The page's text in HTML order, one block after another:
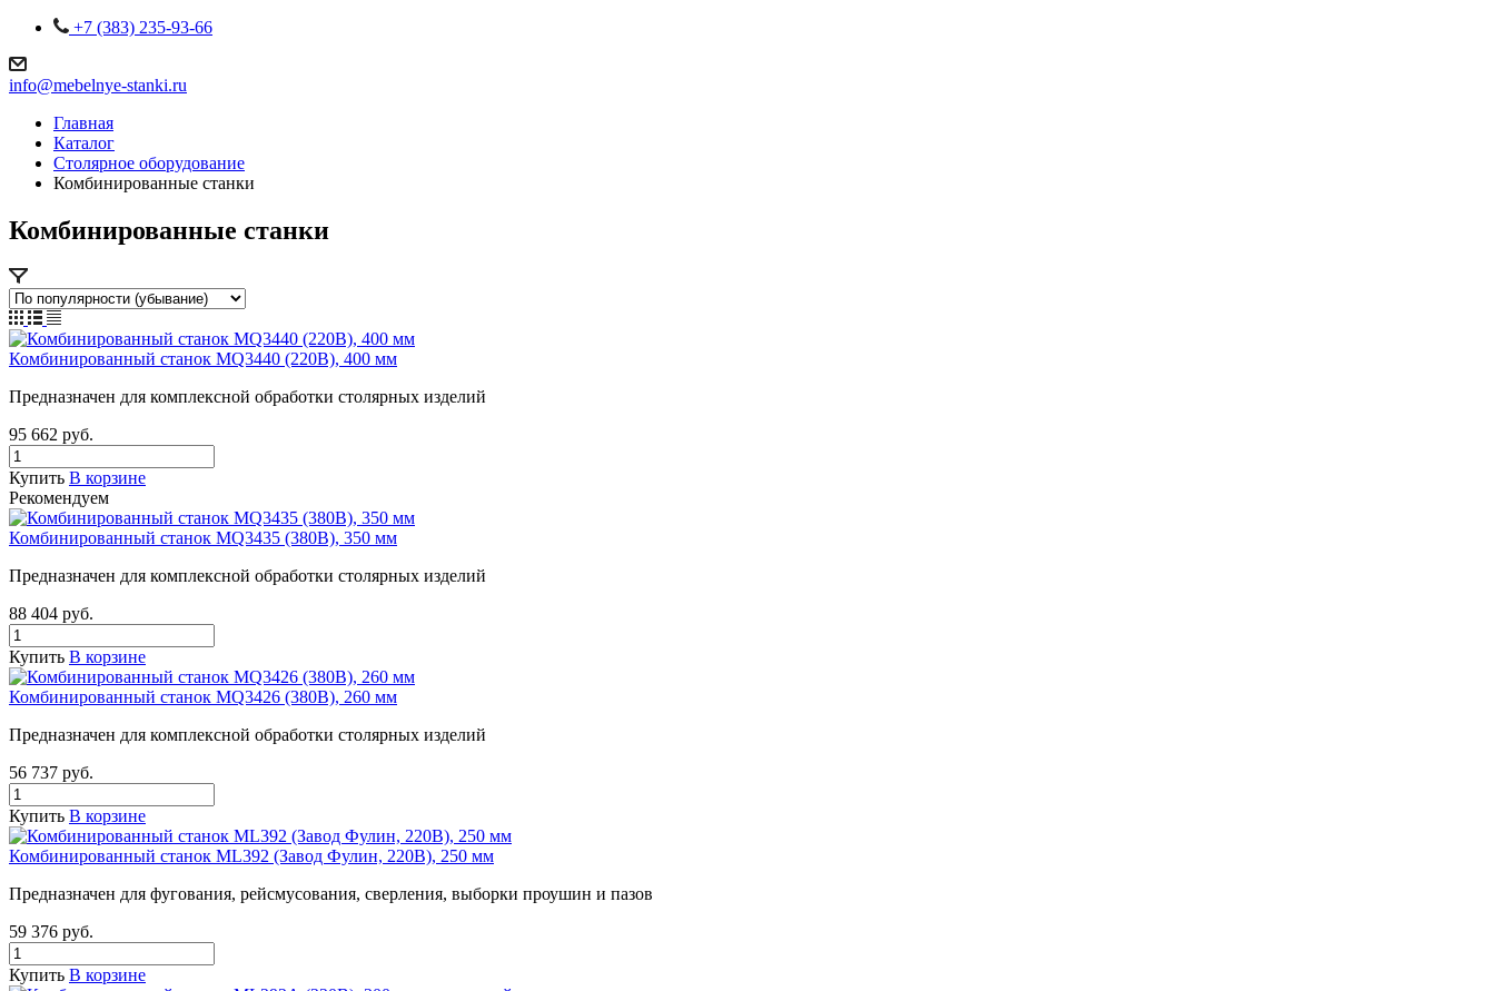
+7 (383) 235-93-66
info@mebelnye-stanki.ru
Главная
Каталог
Столярное оборудование
Комбинированные станки
Комбинированные станки
Комбинированный станок MQ3440 (220В), 400 мм
Предназначен для комплексной обработки столярных изделий
95 662 руб.
Купить В корзине
Рекомендуем
Комбинированный станок MQ3435 (380В), 350 мм
Предназначен для комплексной обработки столярных изделий
88 404 руб.
Купить В корзине
Комбинированный станок MQ3426 (380В), 260 мм
Предназначен для комплексной обработки столярных изделий
56 737 руб.
Купить В корзине
Комбинированный станок ML392 (Завод Фулин, 220В), 250 мм
Предназначен для фугования, рейсмусования, сверления, выборки проушин и пазов
59 376 руб.
Купить В корзине